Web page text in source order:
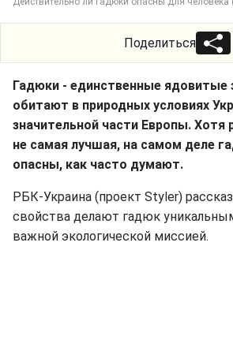
Поделиться
Гадюки - единственные ядовитые
обитают в природных условиях
значительной части Европы. Хотя
не самая лучшая, на самом деле
опасны, как часто думают.
РБК-Украина (проект Styler)
свойства делают гадюк
важной экологической миссией.